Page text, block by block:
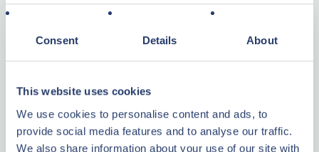
Consent Details About
This website uses cookies
We use cookies to personalise content and ads, to
provide social media features and to analyse our traffic.
We also share information about your use of our site with
Een tastbare investering
Weten waar uw geld naartoe gaat
LEES VERDER
Center Parcs